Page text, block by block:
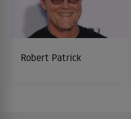
Robert Patrick